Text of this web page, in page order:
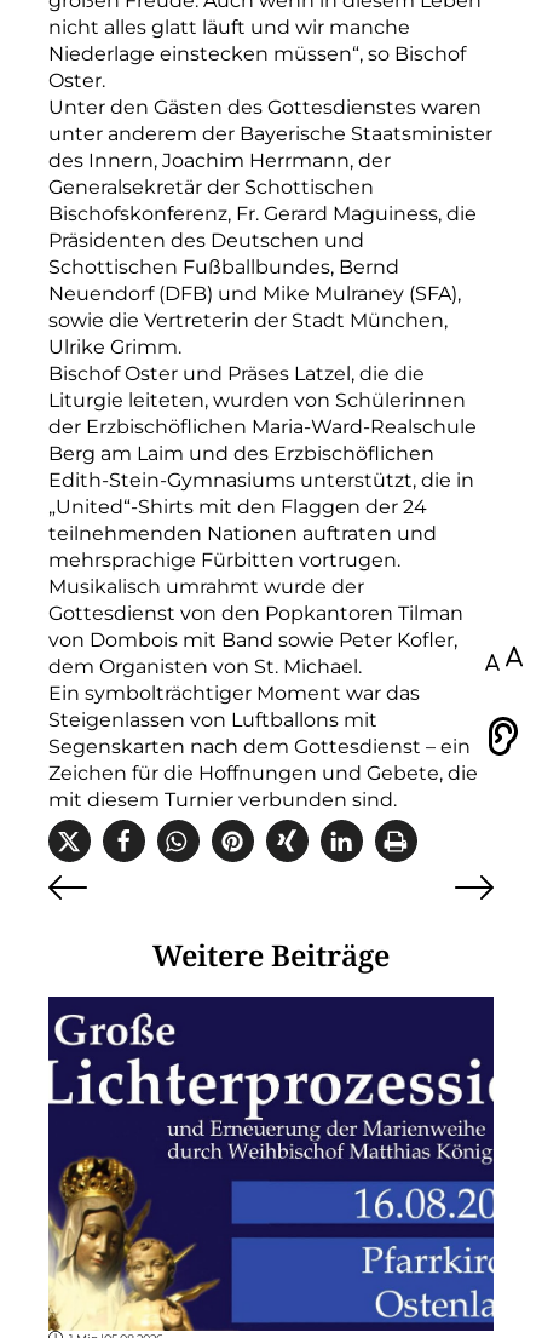
nicht alles glatt läuft und wir manche
Niederlage einstecken müssen“, so Bischof
Oster.
Unter den Gästen des Gottesdienstes waren
unter anderem der Bayerische Staatsminister
des Innern, Joachim Herrmann, der
Generalsekretär der Schottischen
Bischofskonferenz, Fr. Gerard Maguiness, die
Präsidenten des Deutschen und
Schottischen Fußballbundes, Bernd
Neuendorf (DFB) und Mike Mulraney (SFA),
sowie die Vertreterin der Stadt München,
Ulrike Grimm.
Bischof Oster und Präses Latzel, die die
Liturgie leiteten, wurden von Schülerinnen
der Erzbischöflichen Maria-Ward-Realschule
Berg am Laim und des Erzbischöflichen
Edith-Stein-Gymnasiums unterstützt, die in
„United“-Shirts mit den Flaggen der 24
teilnehmenden Nationen auftraten und
mehrsprachige Fürbitten vortrugen.
Musikalisch umrahmt wurde der
Gottesdienst von den Popkantoren Tilman
von Dombois mit Band sowie Peter Kofler,
dem Organisten von St. Michael.
Ein symbolträchtiger Moment war das
Steigenlassen von Luftballons mit
Segenskarten nach dem Gottesdienst – ein
Zeichen für die Hoffnungen und Gebete, die
mit diesem Turnier verbunden sind.
Weitere Beiträge
100
Vorlesen